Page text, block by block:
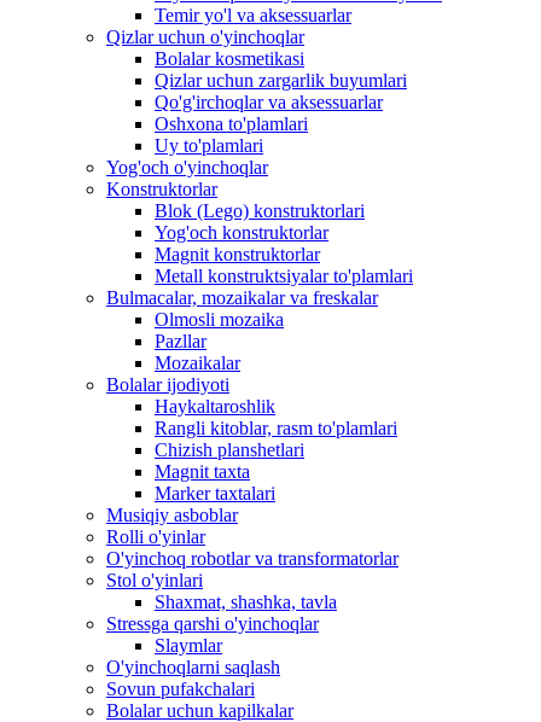
Temir yo'l va aksessuarlar
Qizlar uchun o'yinchoqlar
Bolalar kosmetikasi
Qizlar uchun zargarlik buyumlari
Qo'g'irchoqlar va aksessuarlar
Oshxona to'plamlari
Uy to'plamlari
Yog'och o'yinchoqlar
Konstruktorlar
Blok (Lego) konstruktorlari
Yog'och konstruktorlar
Magnit konstruktorlar
Metall konstruktsiyalar to'plamlari
Bulmacalar, mozaikalar va freskalar
Olmosli mozaika
Pazllar
Mozaikalar
Bolalar ijodiyoti
Haykaltaroshlik
Rangli kitoblar, rasm to'plamlari
Chizish planshetlari
Magnit taxta
Marker taxtalari
Musiqiy asboblar
Rolli o'yinlar
O'yinchoq robotlar va transformatorlar
Stol o'yinlari
Shaxmat, shashka, tavla
Stressga qarshi o'yinchoqlar
Slaymlar
O'yinchoqlarni saqlash
Sovun pufakchalari
Bolalar uchun kapilkalar